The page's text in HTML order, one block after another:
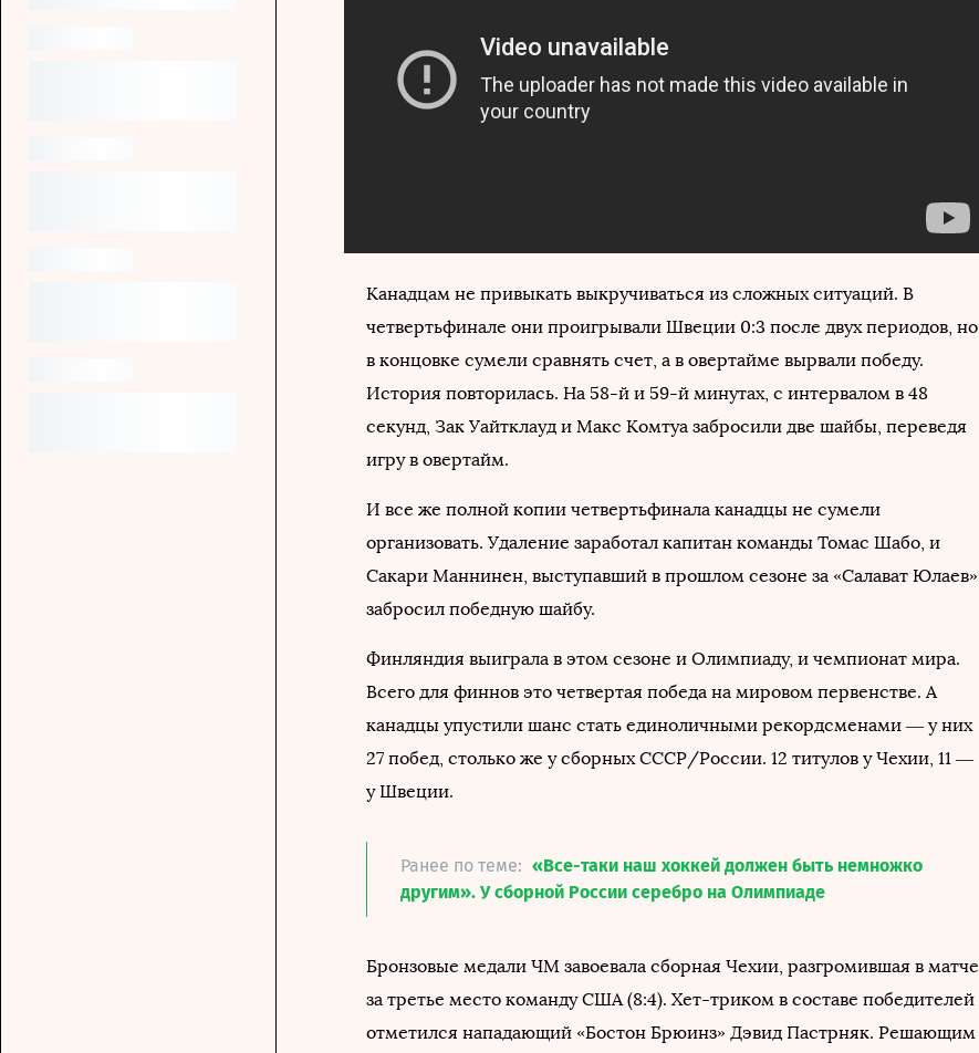
Канадцам не привыкать выкручиваться из сложных ситуаций. В
четвертьфинале они проигрывали Швеции 0:3 после двух периодов, но
в концовке сумели сравнять счет, а в овертайме вырвали победу.
История повторилась. На 58-й и 59-й минутах, с интервалом в 48
секунд, Зак Уайтклауд и Макс Комтуа забросили две шайбы, переведя
игру в овертайм.
И все же полной копии четвертьфинала канадцы не сумели
организовать. Удаление заработал капитан команды Томас Шабо, и
Сакари Маннинен, выступавший в прошлом сезоне за «Салават Юлаев»,
забросил победную шайбу.
Финляндия выиграла в этом сезоне и Олимпиаду, и чемпионат мира.
Всего для финнов это четвертая победа на мировом первенстве. А
канадцы упустили шанс стать единоличными рекордсменами — у них
27 побед, столько же у сборных СССР/России. 12 титулов у Чехии, 11 —
у Швеции.
Ранее по теме: «Все-таки наш хоккей должен быть немножко
другим». У сборной России серебро на Олимпиаде
Бронзовые медали ЧМ завоевала сборная Чехии, разгромившая в матче
за третье место команду США (8:4). Хет-триком в составе победителей
отметился нападающий «Бостон Брюинз» Дэвид Пастрняк. Решающим